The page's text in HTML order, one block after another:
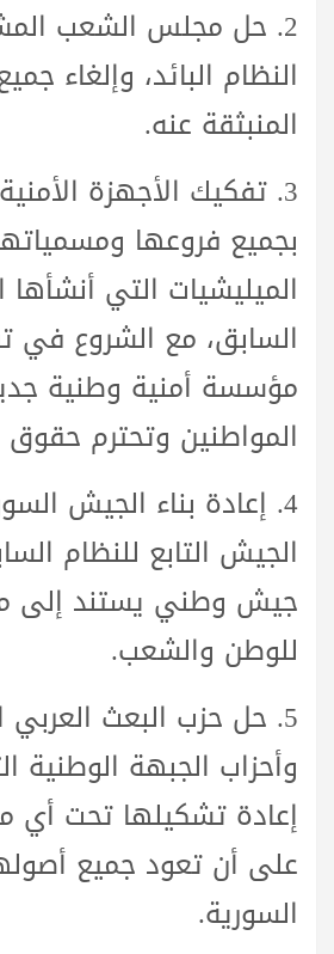
2. حل مجلس الشعب
النظام البائد، وإلغاء
المنبثقة عنه.
3. تفكيك الأجهزة
بجميع فروعها
الميليشيات التي أنشأها
السابق، مع الشروع في
مؤسسة أمنية وطنية
المواطنين وتحترم حقوق
4. إعادة بناء الجيش
الجيش التابع للنظام
جيش وطني يستند إلى
للوطن والشعب.
5. حل حزب البعث العربي
وأحزاب الجبهة الوطنية
إعادة تشكيلها تحت أي
على أن تعود جميع
السورية.